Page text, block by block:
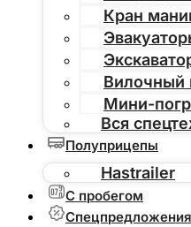
Кран
Вилочный
Мини-
Вся
Полуприцепы
Hastrailer
С пробегом
Спецпредложения